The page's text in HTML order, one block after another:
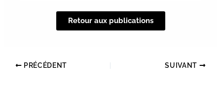
Retour aux publications
PRÉCÉDENT SUIVANT